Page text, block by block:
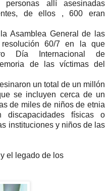
allí asesinadas
de ellos , 600 eran
Asamblea General de las
60/7 en la que
Día Internacional de
de las víctimas del
un total de un millón
se incluyen cerca de un
de miles de niños de etnia
discapacidades físicas o
instituciones y niños de las
el legado de los